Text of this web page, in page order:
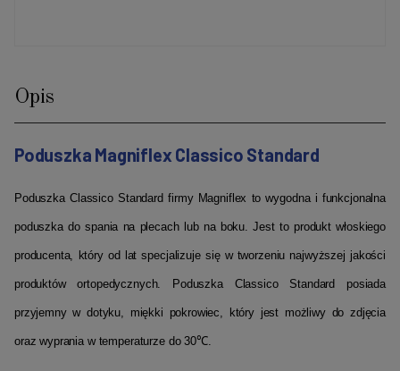
Opis
Poduszka Magniflex Classico Standard
Poduszka Classico Standard firmy Magniflex to wygodna i funkcjonalna
poduszka do spania na plecach lub na boku. Jest to produkt włoskiego
producenta, który od lat specjalizuje się w tworzeniu najwyższej jakości
produktów ortopedycznych. Poduszka Classico Standard posiada
przyjemny w dotyku, miękki pokrowiec, który jest możliwy do zdjęcia
oraz wyprania w temperaturze do 30℃.